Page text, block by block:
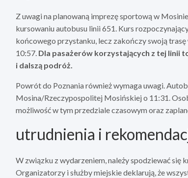
Z uwagi na planowaną imprezę sportową w
kursowaniu autobusu linii 651. Kurs
końcowego przystanku, lecz zakończy swoją
10:57. Dla pasażerów korzystających z tej linii
i dalszą podróż.
Powrót do Poznania również wymaga uwagi.
Mosina/Rzeczypospolitej Mosińskiej o 11:31.
możliwość w tym przedziale czasowym oraz
utrudnienia i
W związku z wydarzeniem, należy spodziewać
Organizatorzy i służby miejskie deklarują, że